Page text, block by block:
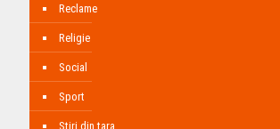
Reclame
Religie
Social
Sport
Stiri din tara